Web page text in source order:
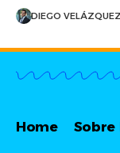
DIEGO VELÁZQUEZ
Home Sobre